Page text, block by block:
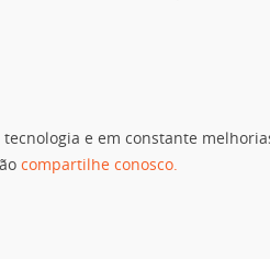
e em constante
compartilhe conosco.